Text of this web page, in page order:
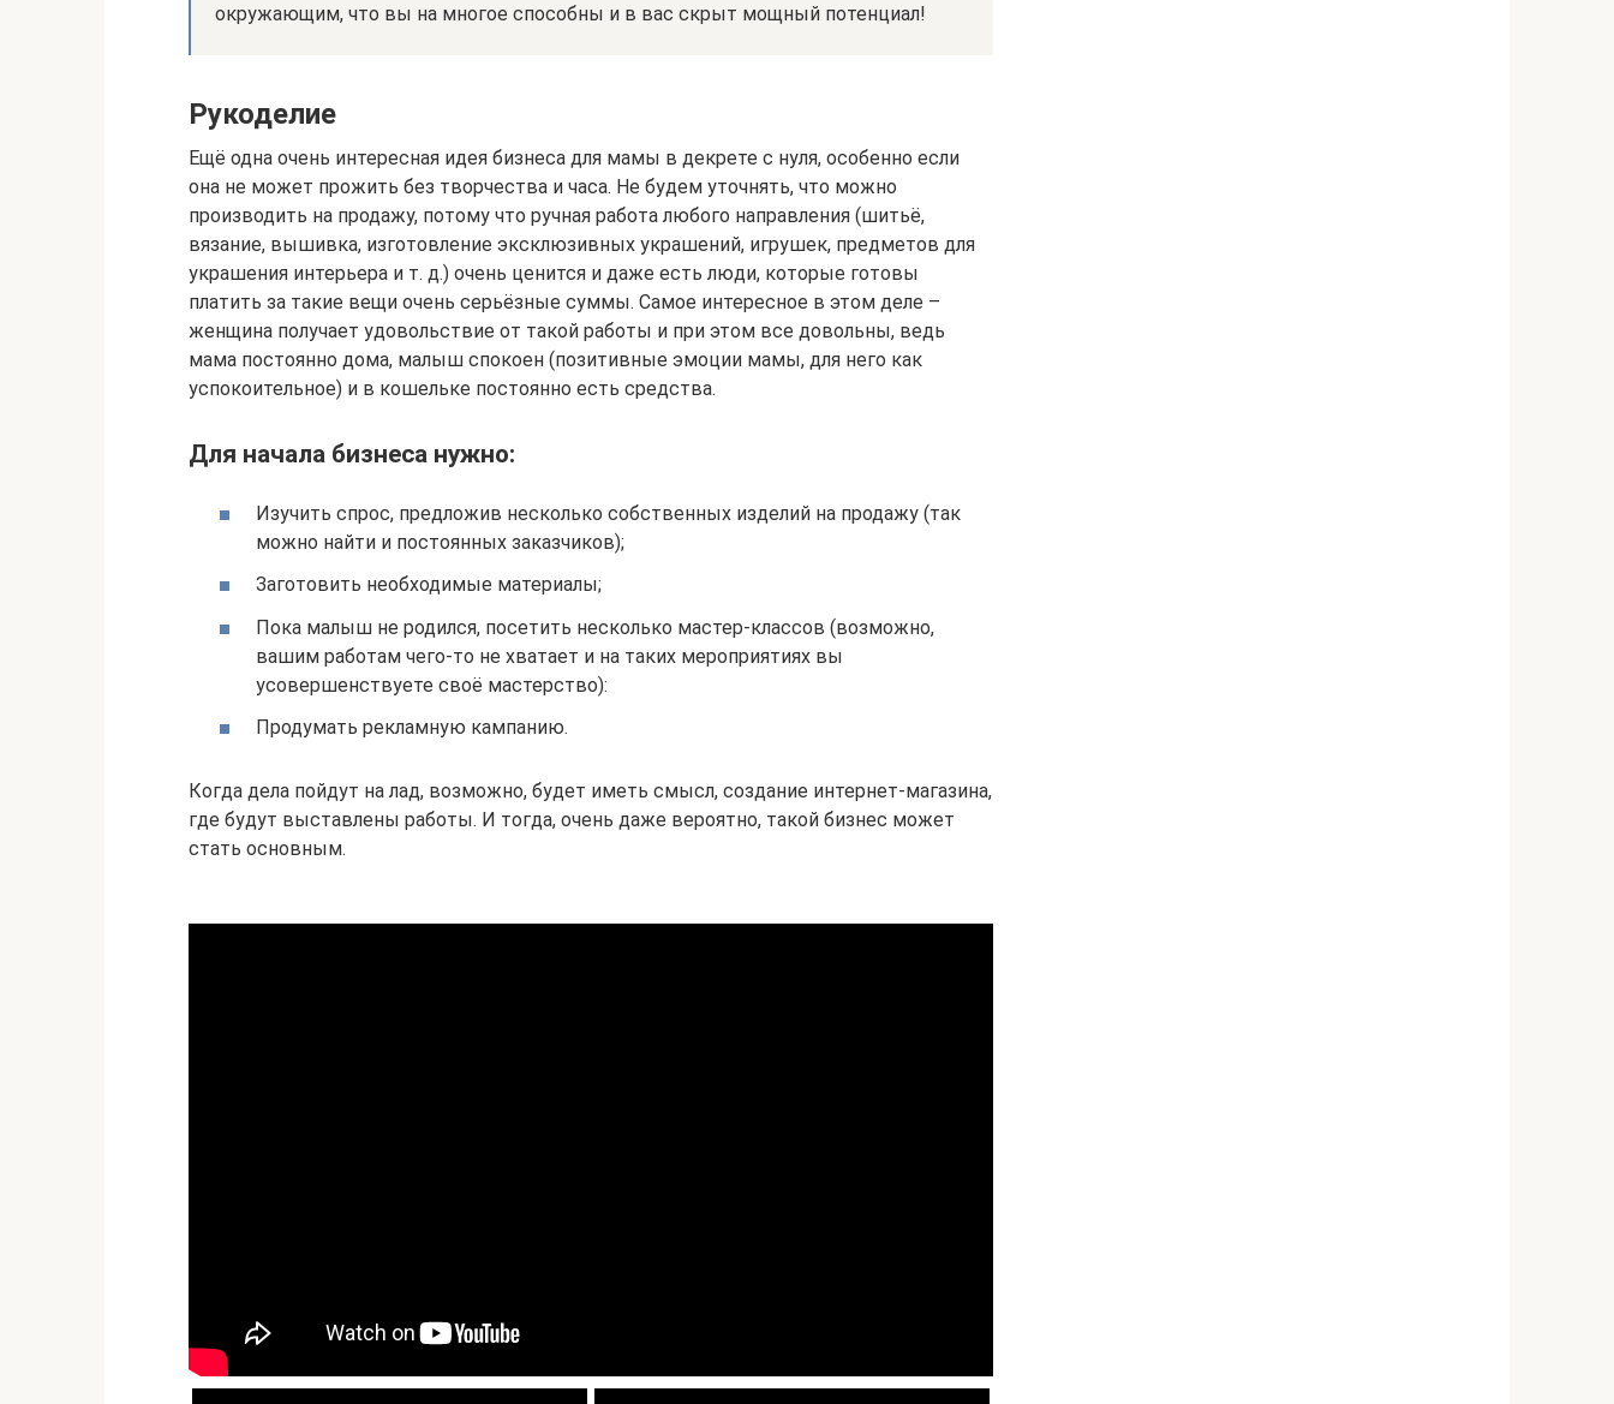
окружающим, что вы на многое способны и в вас скрыт мощный потенциал!
Рукоделие
Ещё одна очень интересная идея бизнеса для мамы в декрете с нуля, особенно если
она не может прожить без творчества и часа. Не будем уточнять, что можно
производить на продажу, потому что ручная работа любого направления (шитьё,
вязание, вышивка, изготовление эксклюзивных украшений, игрушек, предметов для
украшения интерьера и т. д.) очень ценится и даже есть люди, которые готовы
платить за такие вещи очень серьёзные суммы. Самое интересное в этом деле –
женщина получает удовольствие от такой работы и при этом все довольны, ведь
мама постоянно дома, малыш спокоен (позитивные эмоции мамы, для него как
успокоительное) и в кошельке постоянно есть средства.
Для начала бизнеса нужно:
Изучить спрос, предложив несколько собственных изделий на продажу (так
можно найти и постоянных заказчиков);
Заготовить необходимые материалы;
Пока малыш не родился, посетить несколько мастер-классов (возможно,
вашим работам чего-то не хватает и на таких мероприятиях вы
усовершенствуете своё мастерство):
Продумать рекламную кампанию.
Когда дела пойдут на лад, возможно, будет иметь смысл, создание интернет-магазина,
где будут выставлены работы. И тогда, очень даже вероятно, такой бизнес может
стать основным.